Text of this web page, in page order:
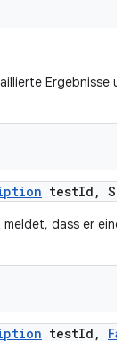
Ergebnisse
testId ,
dass er eine
testId ,